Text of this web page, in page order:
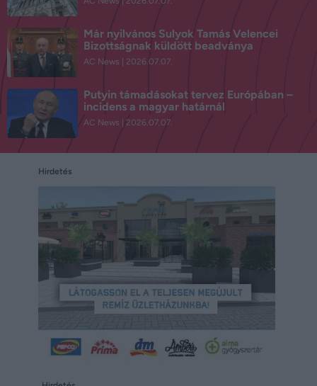
Már nyilvános Sulyok Tamás Velencei
Bizottságnak küldött beadványa
AC News 2026.07.07.
Putyin támadásokat tervez Európában –
incidens a magyar határnál
AC News 2026.07.07.
Hirdetés